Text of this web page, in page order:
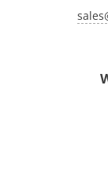
sales